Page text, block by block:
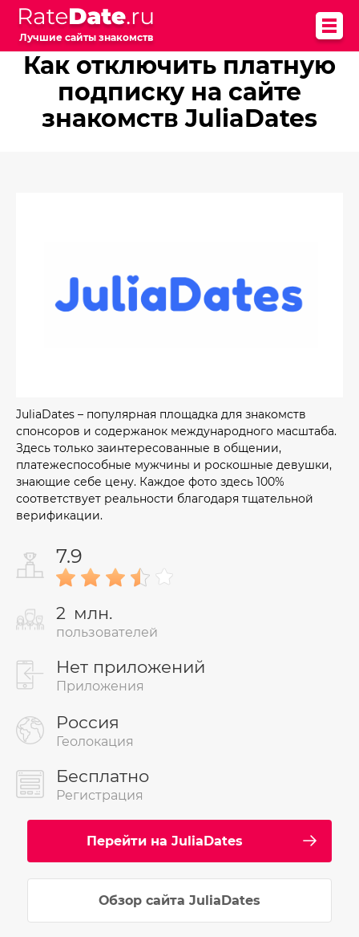
Лучшие сайты знакомств
Как отключить платную
подписку на сайте
знакомств JuliaDates
JuliaDates – популярная площадка для знакомств
спонсоров и содержанок международного масштаба.
Здесь только заинтересованные в общении,
платежеспособные мужчины и роскошные девушки,
знающие себе цену. Каждое фото здесь 100%
соответствует реальности благодаря тщательной
верификации.
7.9
2 млн.
пользователей
Нет приложений
Приложения
Россия
Геолокация
Бесплатно
Регистрация
Перейти на JuliaDates
Обзор сайта JuliaDates